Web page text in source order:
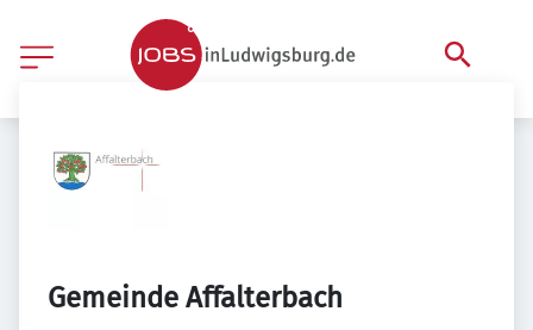
Gemeinde Affalterbach